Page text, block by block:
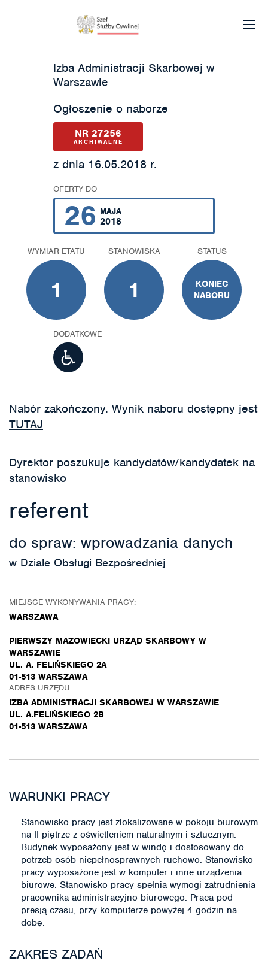
Izba Administracji Skarbowej w
Warszawie
Ogłoszenie o naborze
NR 27256
ARCHIWALNE
z dnia 16.05.2018 r.
OFERTY DO
26 MAJA
2018
WYMIAR ETATU
1
STANOWISKA
1
STATUS
KONIEC
NABORU
DODATKOWE
Nabór zakończony. Wynik naboru dostępny jest
TUTAJ
Dyrektor poszukuje kandydatów/kandydatek na
stanowisko
referent
do spraw: wprowadzania danych
w Dziale Obsługi Bezpośredniej
MIEJSCE WYKONYWANIA PRACY:
WARSZAWA
PIERWSZY MAZOWIECKI URZĄD SKARBOWY W
WARSZAWIE
UL. A. FELIŃSKIEGO 2A
01-513 WARSZAWA
ADRES URZĘDU:
IZBA ADMINISTRACJI SKARBOWEJ W WARSZAWIE
UL. A.FELIŃSKIEGO 2B
01-513 WARSZAWA
WARUNKI PRACY
Stanowisko pracy jest zlokalizowane w pokoju biurowym
na II piętrze z oświetleniem naturalnym i sztucznym.
Budynek wyposażony jest w windę i dostosowany do
potrzeb osób niepełnosprawnych ruchowo. Stanowisko
pracy wyposażone jest w komputer i inne urządzenia
biurowe. Stanowisko pracy spełnia wymogi zatrudnienia
pracownika administracyjno-biurowego. Praca pod
presją czasu, przy komputerze powyżej 4 godzin na
dobę.
ZAKRES ZADAŃ